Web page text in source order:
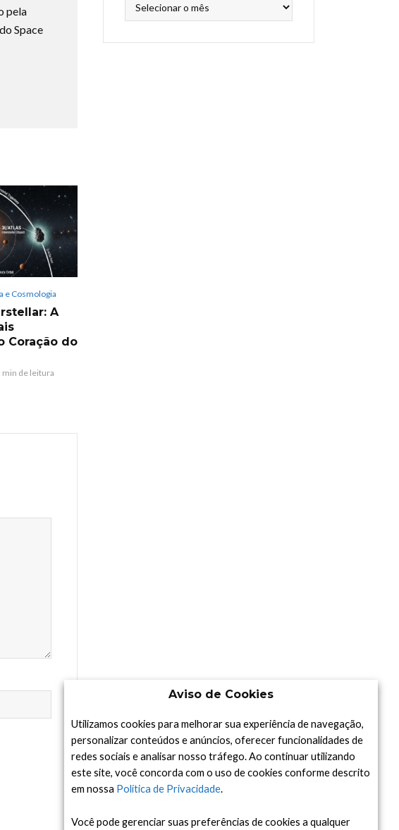
pela
Space
e Cosmologia
A
Coração do
min de leitura
Aviso de Cookies
Utilizamos cookies para melhorar sua experiência de navegação,
personalizar conteúdos e anúncios, oferecer funcionalidades de
redes sociais e analisar nosso tráfego. Ao continuar utilizando
este site, você concorda com o uso de cookies conforme descrito
em nossa Política de Privacidade.
Você pode gerenciar suas preferências de cookies a qualquer